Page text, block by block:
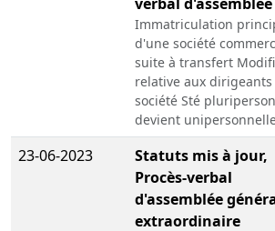
Immatriculation
d'une société
suite à transfert
relative aux
société Sté
devient
23-06-2023
Statuts mis à jour,
Procès-verbal
d'assemblée
extraordinaire